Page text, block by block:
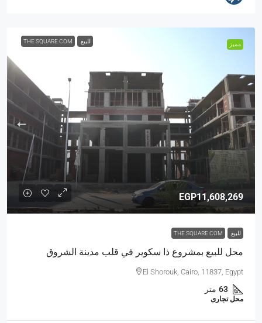
مميز للبيع THE SQUARE COM
EGP11,608,269
للبيع THE SQUARE COM
محل للبيع بمشروع ذا سكوير في قلب مدينة الشروق
El Shorouk, Cairo, 11837, Egypt
63 متر
محل تجارى